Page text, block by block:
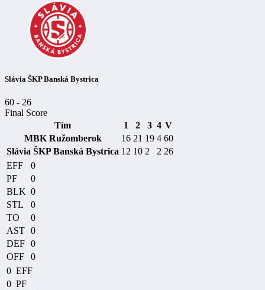
Slávia ŠKP Banská Bystrica
60 - 26
Final Score
Tím
1 2 3 4 V
MBK Ružomberok
16 21 19 4 60
Slávia ŠKP Banská Bystrica 12 10 2 2 26
EFF
0
PF
0
BLK 0
STL
0
TO
0
AST 0
DEF 0
OFF
0
0 EFF
0 PF